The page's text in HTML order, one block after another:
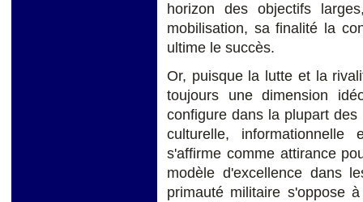
horizon des objectifs
mobilisation, sa finalité la
ultime le succès.
Or, puisque la lutte et la
toujours une dimension
configure dans la plupart
culturelle,
s'affirme comme attirance
modèle d'excellence dans
primauté militaire s'oppose